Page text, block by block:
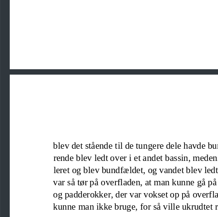
blev det stående til de tungere dele havde
rende blev ledt over i et andet bassin ,
leret og blev bundfældet og vandet blev
var så tør på overfladen, at man kunne gå
og padderokker, der var vokset op på
kunne man ikke bruge for så ville ukrudtet